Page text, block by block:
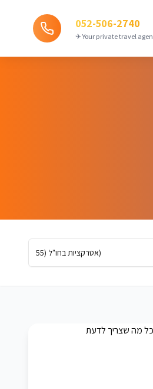
052-506-2740
Your private travel agent
אטרקציות בחו"ל (
55 )